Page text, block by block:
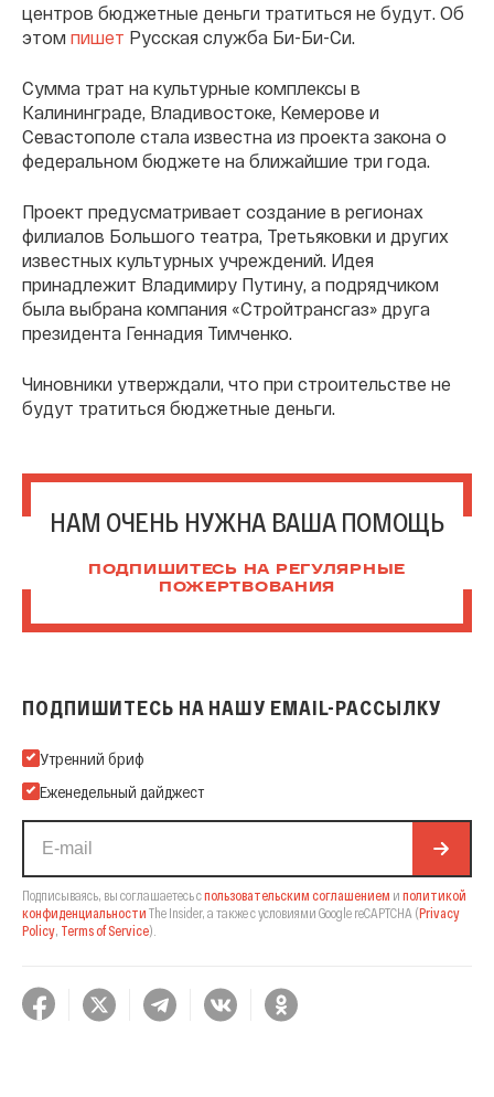
центров бюджетные деньги тратиться не будут. Об
этом пишет Русская служба Би-Би-Си.
Сумма трат на культурные комплексы в
Калининграде, Владивостоке, Кемерове и
Севастополе стала известна из проекта закона о
федеральном бюджете на ближайшие три года.
Проект предусматривает создание в регионах
филиалов Большого театра, Третьяковки и других
известных культурных учреждений. Идея
принадлежит Владимиру Путину, а подрядчиком
была выбрана компания «Стройтрансгаз» друга
президента Геннадия Тимченко.
Чиновники утверждали, что при строительстве не
будут тратиться бюджетные деньги.
НАМ ОЧЕНЬ НУЖНА ВАША ПОМОЩЬ
ПОДПИШИТЕСЬ НА РЕГУЛЯРНЫЕ
ПОЖЕРТВОВАНИЯ
ПОДПИШИТЕСЬ НА НАШУ EMAIL-РАССЫЛКУ
Подпишитесь на нашу Email-рассылку
Утренний бриф
Еженедельный дайджест
Подписываясь, вы соглашаетесь спользовательским соглашением и политикой
конфиденциальности The Insider, а также с условиями Google reCAPTCHA (Privacy
Policy Terms of Service).